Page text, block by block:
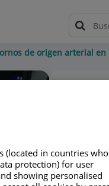
de origen arterial en
(located in countries
protection) for user
showing personalised